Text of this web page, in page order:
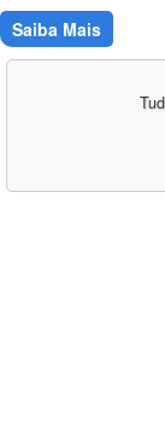
Saiba Mais